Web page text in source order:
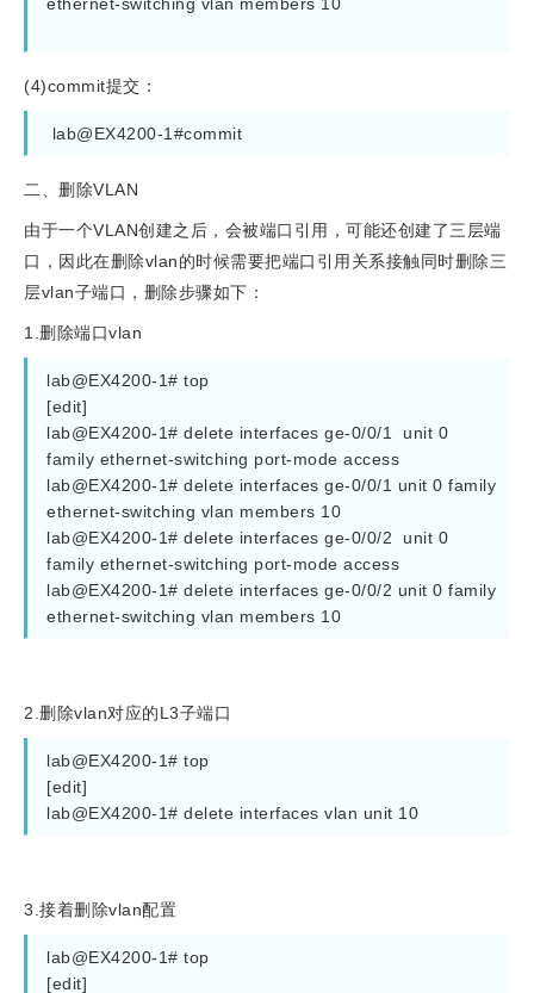
(4)commit提交：
lab@EX4200-1#commit
二、删除VLAN
由于一个VLAN创建之后，会被端口引用，可能还创建了三层端
口，因此在删除vlan的时候需要把端口引用关系接触同时删除三
层vlan子端口，删除步骤如下：
1.删除端口vlan
lab@EX4200-1# top
[edit]
lab@EX4200-1# delete interfaces ge-0/0/1  unit 0
family ethernet-switching port-mode access
lab@EX4200-1# delete interfaces ge-0/0/1 unit 0 family
ethernet-switching vlan members 10
lab@EX4200-1# delete interfaces ge-0/0/2  unit 0
family ethernet-switching port-mode access
lab@EX4200-1# delete interfaces ge-0/0/2 unit 0 family
ethernet-switching vlan members 10
2.删除vlan对应的L3子端口
lab@EX4200-1# top
[edit]
lab@EX4200-1# delete interfaces vlan unit 10
3.接着删除vlan配置
lab@EX4200-1# top
[edit]